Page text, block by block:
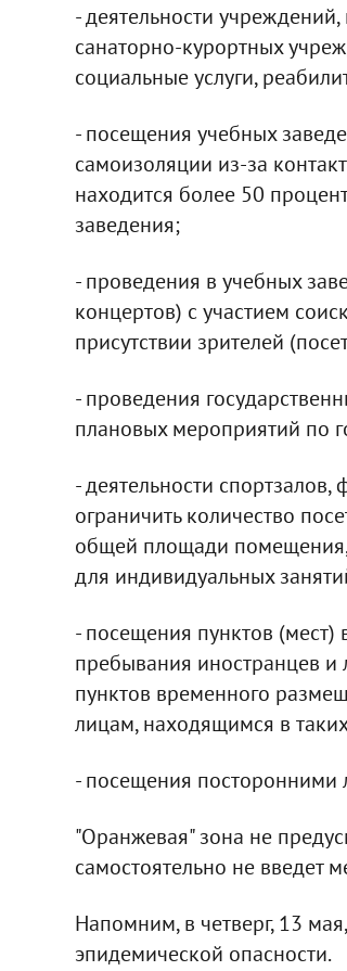
- деятельности
санаторно-курортных
социальные услуги,
- посещения учебных
самоизоляции из-за
находится более 50
заведения;
- проведения в учебных
концертов) с участием
присутствии зрителей
- проведения
плановых мероприятий по
- деятельности
ограничить количество
общей площади помещения,
для индивидуальных
- посещения пунктов
пребывания иностранцев и
пунктов временного
лицам, находящимся в
- посещения
"Оранжевая" зона не
самостоятельно не введет
Напомним, в четверг, 13
эпидемической опасности.